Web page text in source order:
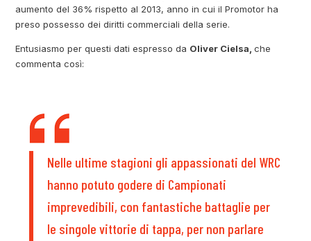
aumento del 36% rispetto al 2013, anno in cui il Promotor ha
preso possesso dei diritti commerciali della serie.
Entusiasmo per questi dati espresso da Oliver Cielsa,che
commenta così:
Nelle ultime stagioni gli appassionati del WRC
hanno potuto godere di Campionati
imprevedibili, con fantastiche battaglie per
le singole vittorie di tappa, per non parlare